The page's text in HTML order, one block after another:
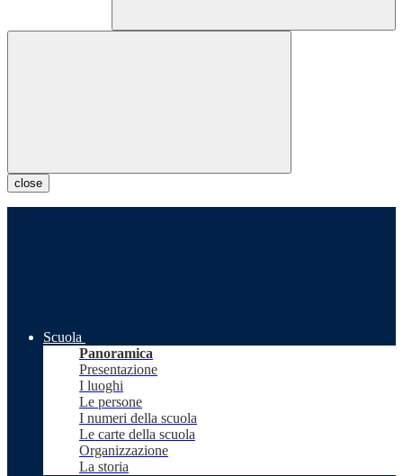
close
Scuola
Panoramica
Presentazione
I luoghi
Le persone
I numeri della scuola
Le carte della scuola
Organizzazione
La storia